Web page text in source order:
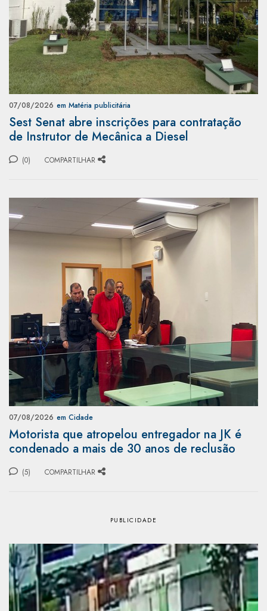
07/08/2026 em Matéria publicitária
Sest Senat abre inscrições para contratação
de Instrutor de Mecânica a Diesel
(0) COMPARTILHAR
07/08/2026 em Cidade
Motorista que atropelou entregador na JK é
condenado a mais de 30 anos de reclusão
(5) COMPARTILHAR